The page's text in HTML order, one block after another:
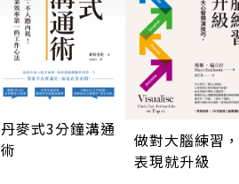
丹麥式3分鐘溝通
術
做對大腦練習，
表現就升級